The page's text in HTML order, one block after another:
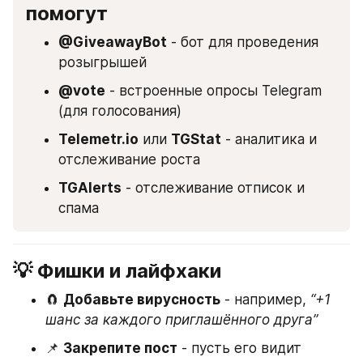
помогут
@GiveawayBot - бот для проведения
розыгрышей
@vote - встроенные опросы Telegram
(для голосования)
Telemetr.io или TGStat - аналитика и
отслеживание роста
TGAlerts - отслеживание отписок и
спама
💡 Фишки и лайфхаки
🧲 Добавьте вирусность - например, “+1
шанс за каждого приглашённого друга”
📌 Закрепите пост - пусть его видит